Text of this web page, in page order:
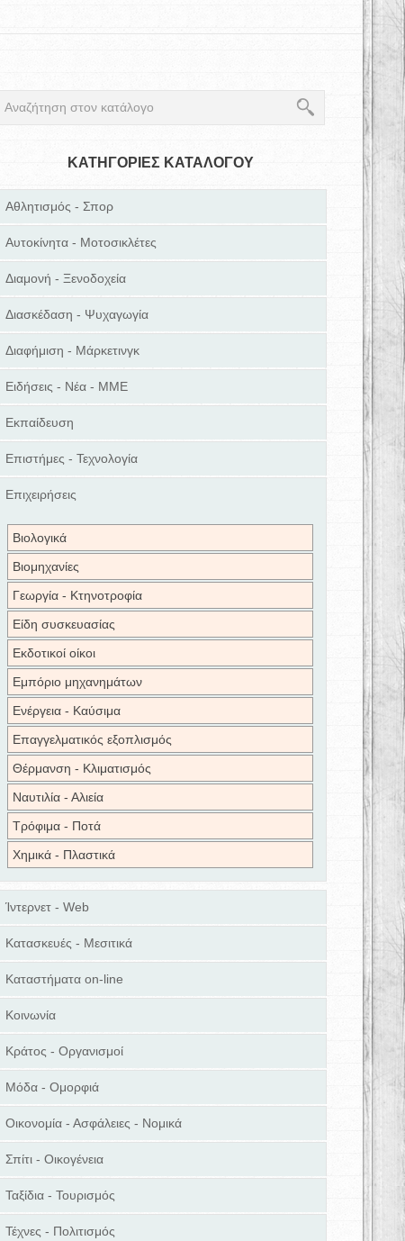
ΚΑΤΗΓΟΡΙΕΣ ΚΑΤΑΛΟΓΟΥ
Αθλητισμός - Σπορ
Αυτοκίνητα - Μοτοσικλέτες
Διαμονή - Ξενοδοχεία
Διασκέδαση - Ψυχαγωγία
Διαφήμιση - Μάρκετινγκ
Ειδήσεις - Νέα - ΜΜΕ
Εκπαίδευση
Επιστήμες - Τεχνολογία
Επιχειρήσεις
Βιολογικά
Βιομηχανίες
Γεωργία - Κτηνοτροφία
Είδη συσκευασίας
Εκδοτικοί οίκοι
Εμπόριο μηχανημάτων
Ενέργεια - Καύσιμα
Επαγγελματικός εξοπλισμός
Θέρμανση - Κλιματισμός
Ναυτιλία - Αλιεία
Τρόφιμα - Ποτά
Χημικά - Πλαστικά
Ίντερνετ - Web
Κατασκευές - Μεσιτικά
Καταστήματα on-line
Κοινωνία
Κράτος - Οργανισμοί
Μόδα - Ομορφιά
Οικονομία - Ασφάλειες - Νομικά
Σπίτι - Οικογένεια
Ταξίδια - Τουρισμός
Τέχνες - Πολιτισμός